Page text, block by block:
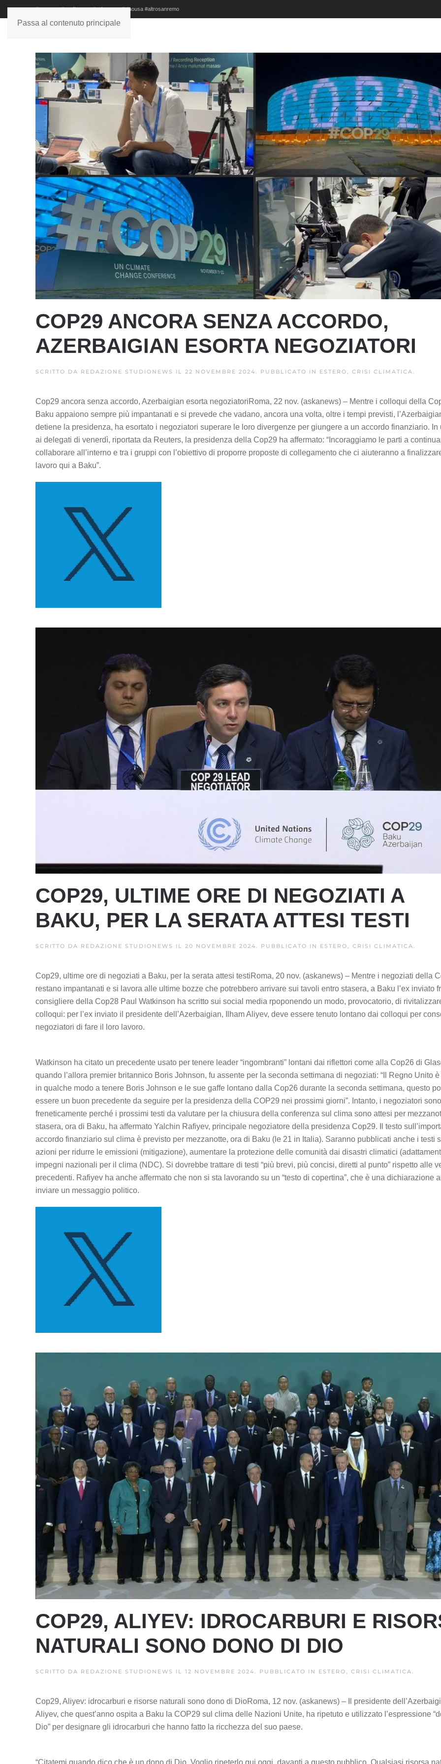
Passa al contenuto principale
#sanremo #studionews #askanews #ciaousa #altrosanremo
COP29 ANCORA SENZA ACCORDO,
AZERBAIGIAN ESORTA NEGOZIATORI
SCRITTO DA REDAZIONE STUDIONEWS IL 22 NOVEMBRE 2024 . PUBBLICATO IN ESTERO, CRISI CLIMATICA
Cop29 ancora senza accordo, Azerbaigian esorta negoziatoriRoma, 22 nov. (askanews) – Mentre i colloqui della
Baku appaiono sempre più impantanati e si prevede che vadano, ancora una volta, oltre i tempi previsti,
detiene la presidenza, ha esortato i negoziatori superare le loro divergenze per giungere a un accordo finanziario. In
ai delegati di venerdì, riportata da Reuters, la presidenza della Cop29 ha affermato: “Incoraggiamo le parti a
collaborare all’interno e tra i gruppi con l’obiettivo di proporre proposte di collegamento che ci aiuteranno a
lavoro qui a Baku”.
COP29, ULTIME ORE DI NEGOZIATI A
BAKU, PER LA SERATA ATTESI TESTI
SCRITTO DA REDAZIONE STUDIONEWS IL 20 NOVEMBRE 2024. PUBBLICATO IN ESTERO, CRISI CLIMATICA.
Cop29, ultime ore di negoziati a Baku, per la serata attesi testiRoma, 20 nov. (askanews) – Mentre i negoziati della
restano impantanati e si lavora alle ultime bozze che potrebbero arrivare sui tavoli entro stasera, a Baku l’ex inviato
consigliere della Cop28 Paul Watkinson ha scritto sui social media rpoponendo un modo, provocatorio, di
colloqui: per l’ex inviato il presidente dell’Azerbaigian, Ilham Aliyev, deve essere tenuto lontano dai colloqui per
negoziatori di fare il loro lavoro.
Watkinson ha citato un precedente usato per tenere leader “ingombranti” lontani dai riflettori come alla Cop26 di
quando l’allora premier britannico Boris Johnson, fu assente per la seconda settimana di negoziati: “Il Regno Unito
in qualche modo a tenere Boris Johnson e le sue gaffe lontano dalla Cop26 durante la seconda settimana, questo
essere un buon precedente da seguire per la presidenza della COP29 nei prossimi giorni”. Intanto, i negoziatori
freneticamente perché i prossimi testi da valutare per la chiusura della conferenza sul clima sono attesi per
stasera, ora di Baku, ha affermato Yalchin Rafiyev, principale negoziatore della presidenza Cop29. Il testo
accordo finanziario sul clima è previsto per mezzanotte, ora di Baku (le 21 in Italia). Saranno pubblicati anche i testi
azioni per ridurre le emissioni (mitigazione), aumentare la protezione delle comunità dai disastri climatici
impegni nazionali per il clima (NDC). Si dovrebbe trattare di testi “più brevi, più concisi, diretti al punto” rispetto alle
precedenti. Rafiyev ha anche affermato che non si sta lavorando su un “testo di copertina”, che è una dichiarazione
inviare un messaggio politico.
COP29, ALIYEV: IDROCARBURI E
NATURALI SONO DONO DI DIO
SCRITTO DA REDAZIONE STUDIONEWS IL 12 NOVEMBRE 2024. PUBBLICATO IN ESTERO, CRISI CLIMATICA.
Cop29, Aliyev: idrocarburi e risorse naturali sono dono di DioRoma, 12 nov. (askanews) – Il presidente
Aliyev, che quest’anno ospita a Baku la COP29 sul clima delle Nazioni Unite, ha ripetuto e utilizzato l’espressione
Dio” per designare gli idrocarburi che hanno fatto la ricchezza del suo paese.
“Citatemi quando dico che è un dono di Dio. Voglio ripeterlo qui oggi, davanti a questo pubblico. Qualsiasi risorsa